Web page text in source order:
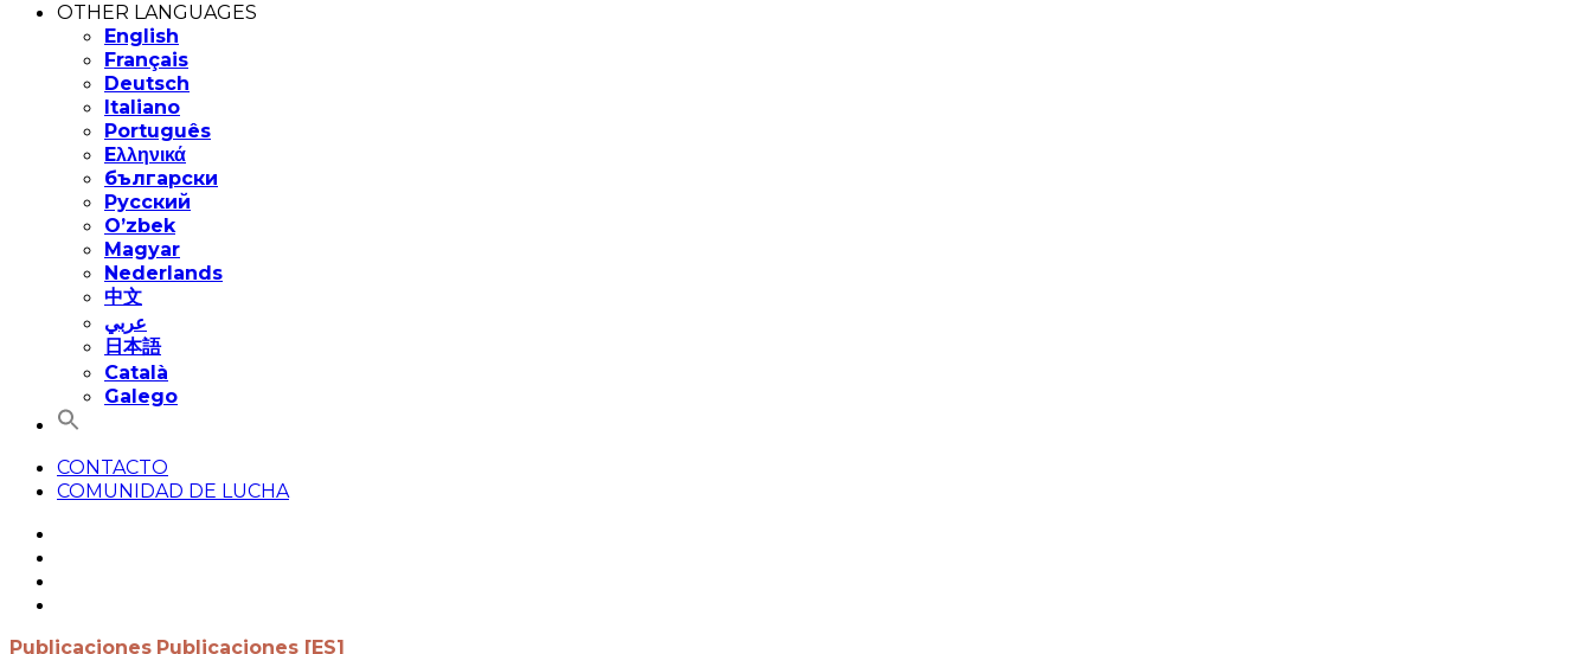
OTHER LANGUAGES
English
Français
Deutsch
Italiano
Português
Eλληνικά
български
Русский
O’zbek
Magyar
Nederlands
中文
عربي
日本語
Català
Galego
CONTACTO
COMUNIDAD DE LUCHA
Publicaciones Publicaciones [ES]